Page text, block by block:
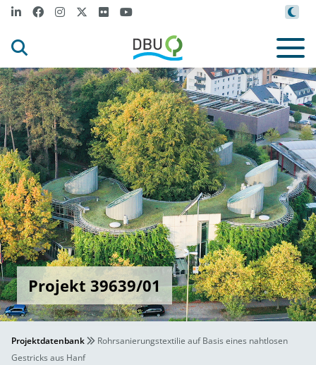
Projekt 39639/01
Projektdatenbank
Rohrsanierungstextilie auf Basis eines nahtlosen
Gestricks aus Hanf